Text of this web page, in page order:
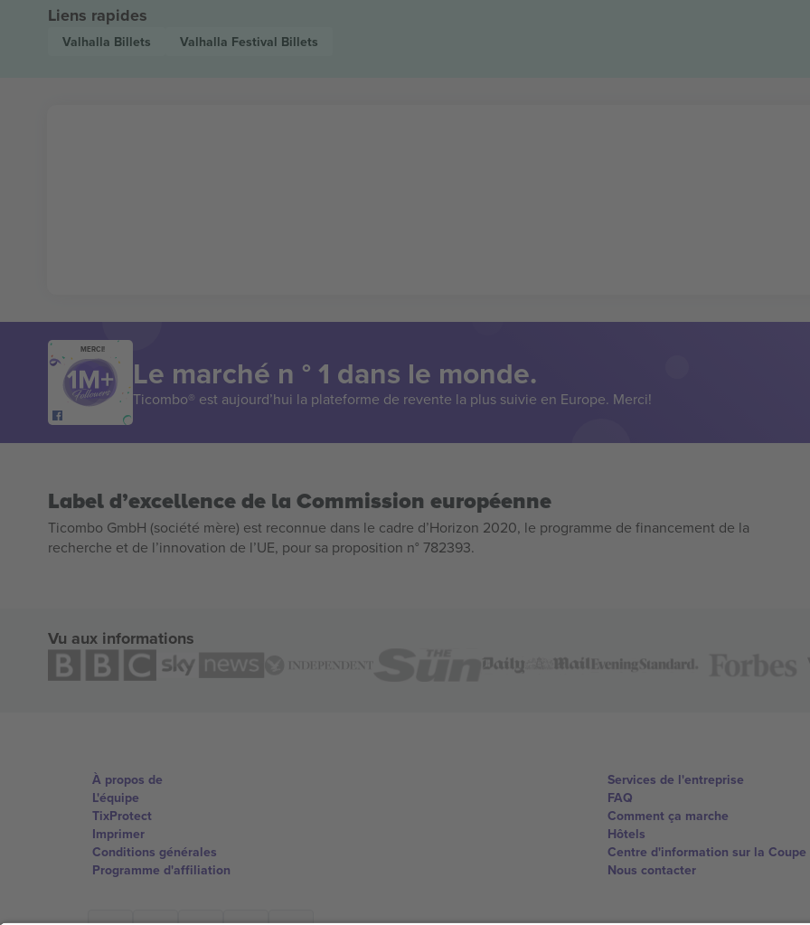
Liens rapides
Valhalla Billets Valhalla Festival Billets
MERCI!
Le marché n ° 1 dans le monde.
Ticombo® est aujourd’hui la plateforme de revente la plus suivie en Europe. Merci!
Label d’excellence de la Commission européenne
Ticombo GmbH (société mère) est reconnue dans le cadre d’Horizon 2020, le programme de financement de la
recherche et de l’innovation de l’UE, pour sa proposition n° 782393.
Vu aux informations
À propos de
L'équipe
TixProtect
Imprimer
Conditions générales
Programme d'affiliation
Services de l'entreprise
FAQ
Comment ça marche
Hôtels
Centre d'information sur la Coupe
Nous contacter